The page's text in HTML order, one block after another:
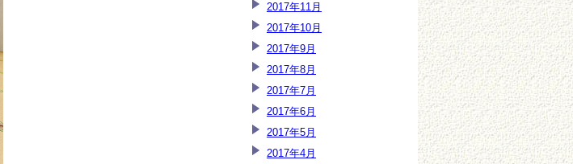
2017年11月
2017年10月
2017年9月
2017年8月
2017年7月
2017年6月
2017年5月
2017年4月